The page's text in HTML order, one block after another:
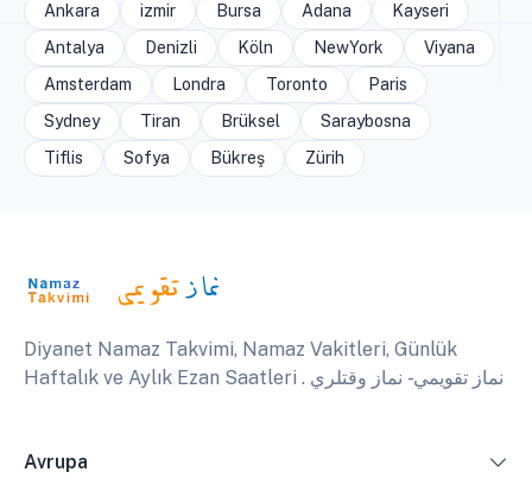
Ankara
izmir Bursa Adana
Kayseri
Antalya
Denizli Köln NewYork
Viyana
Amsterdam
Londra Toronto
Paris
Sydney
Tiran Brüksel
Saraybosna
Tiflis
Sofya Bükreş Zürih
Diyanet Namaz Takvimi, Namaz Vakitleri, Günlük
Haftalık ve Aylık Ezan Saatleri . نماز تقويمي - نماز وقتلري
Avrupa